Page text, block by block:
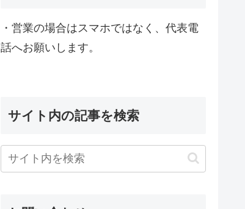
・営業の場合はスマホではなく、代表電
話へお願いします。
サイト内の記事を検索